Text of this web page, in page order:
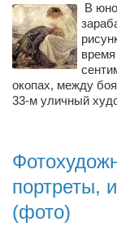
Римма
Ирина
Сергей
Марина
Гостиная
Он и Она
В
окопах, между
33-м уличный
портреты,
(фото)